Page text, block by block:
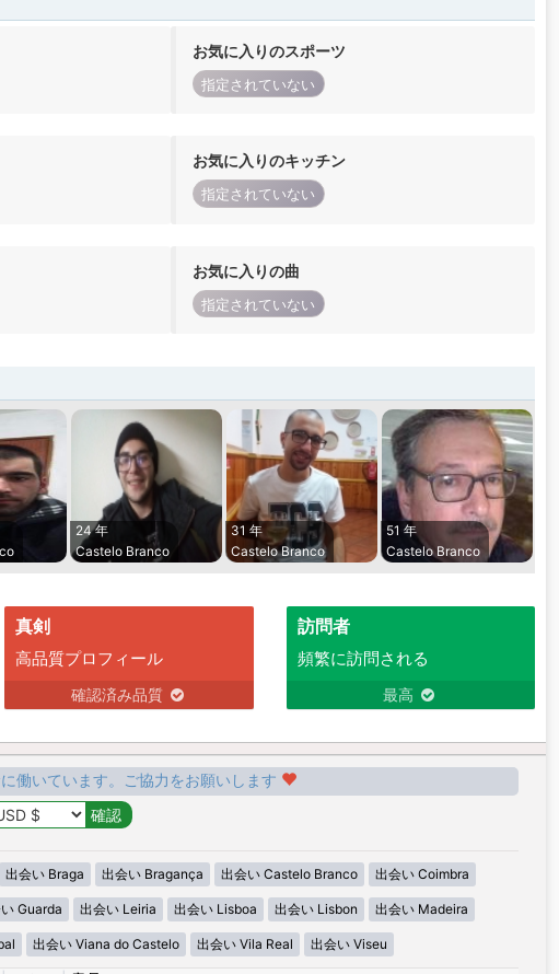
お気に入りのスポーツ
指定されていない
お気に入りのキッチン
指定されていない
お気に入りの曲
指定されていない
24 年
Castelo Branco
31 年
Castelo Branco
51 年
Castelo Branco
真剣
高品質プロフィール
確認済み品質
訪問者
頻繁に訪問される
最高
働いています。ご協力をお願いします
出会い Braga 出会い Bragança 出会い Castelo Branco 出会い Coimbra
Guarda 出会い Leiria 出会い Lisboa 出会い Lisbon 出会い Madeira
出会い Viana do Castelo 出会い Vila Real 出会い Viseu